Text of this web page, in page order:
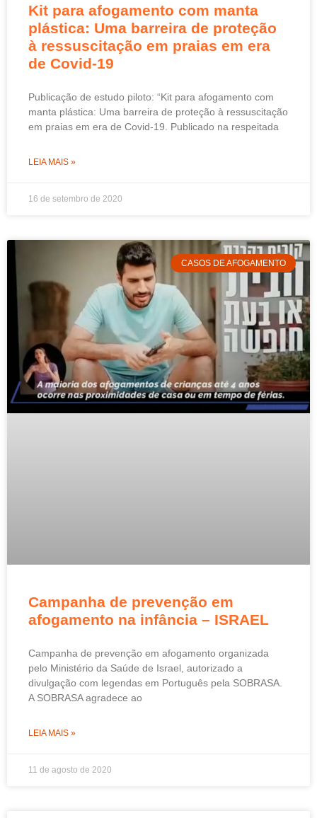
Kit para afogamento com manta
plástica: Uma barreira de proteção
à ressuscitação em praias em era
de Covid-19
Publicação de estudo piloto: “Kit para afogamento com
manta plástica: Uma barreira de proteção à ressuscitação
em praias em era de Covid-19. Publicado na respeitada
LEIA MAIS »
16 de setembro de 2020
CASOS DE AFOGAMENTO
Campanha de prevenção em
afogamento na infância – ISRAEL
Campanha de prevenção em afogamento organizada
pelo Ministério da Saúde de Israel, autorizado a
divulgação com legendas em Português pela SOBRASA.
A SOBRASA agradece ao
LEIA MAIS »
11 de agosto de 2020